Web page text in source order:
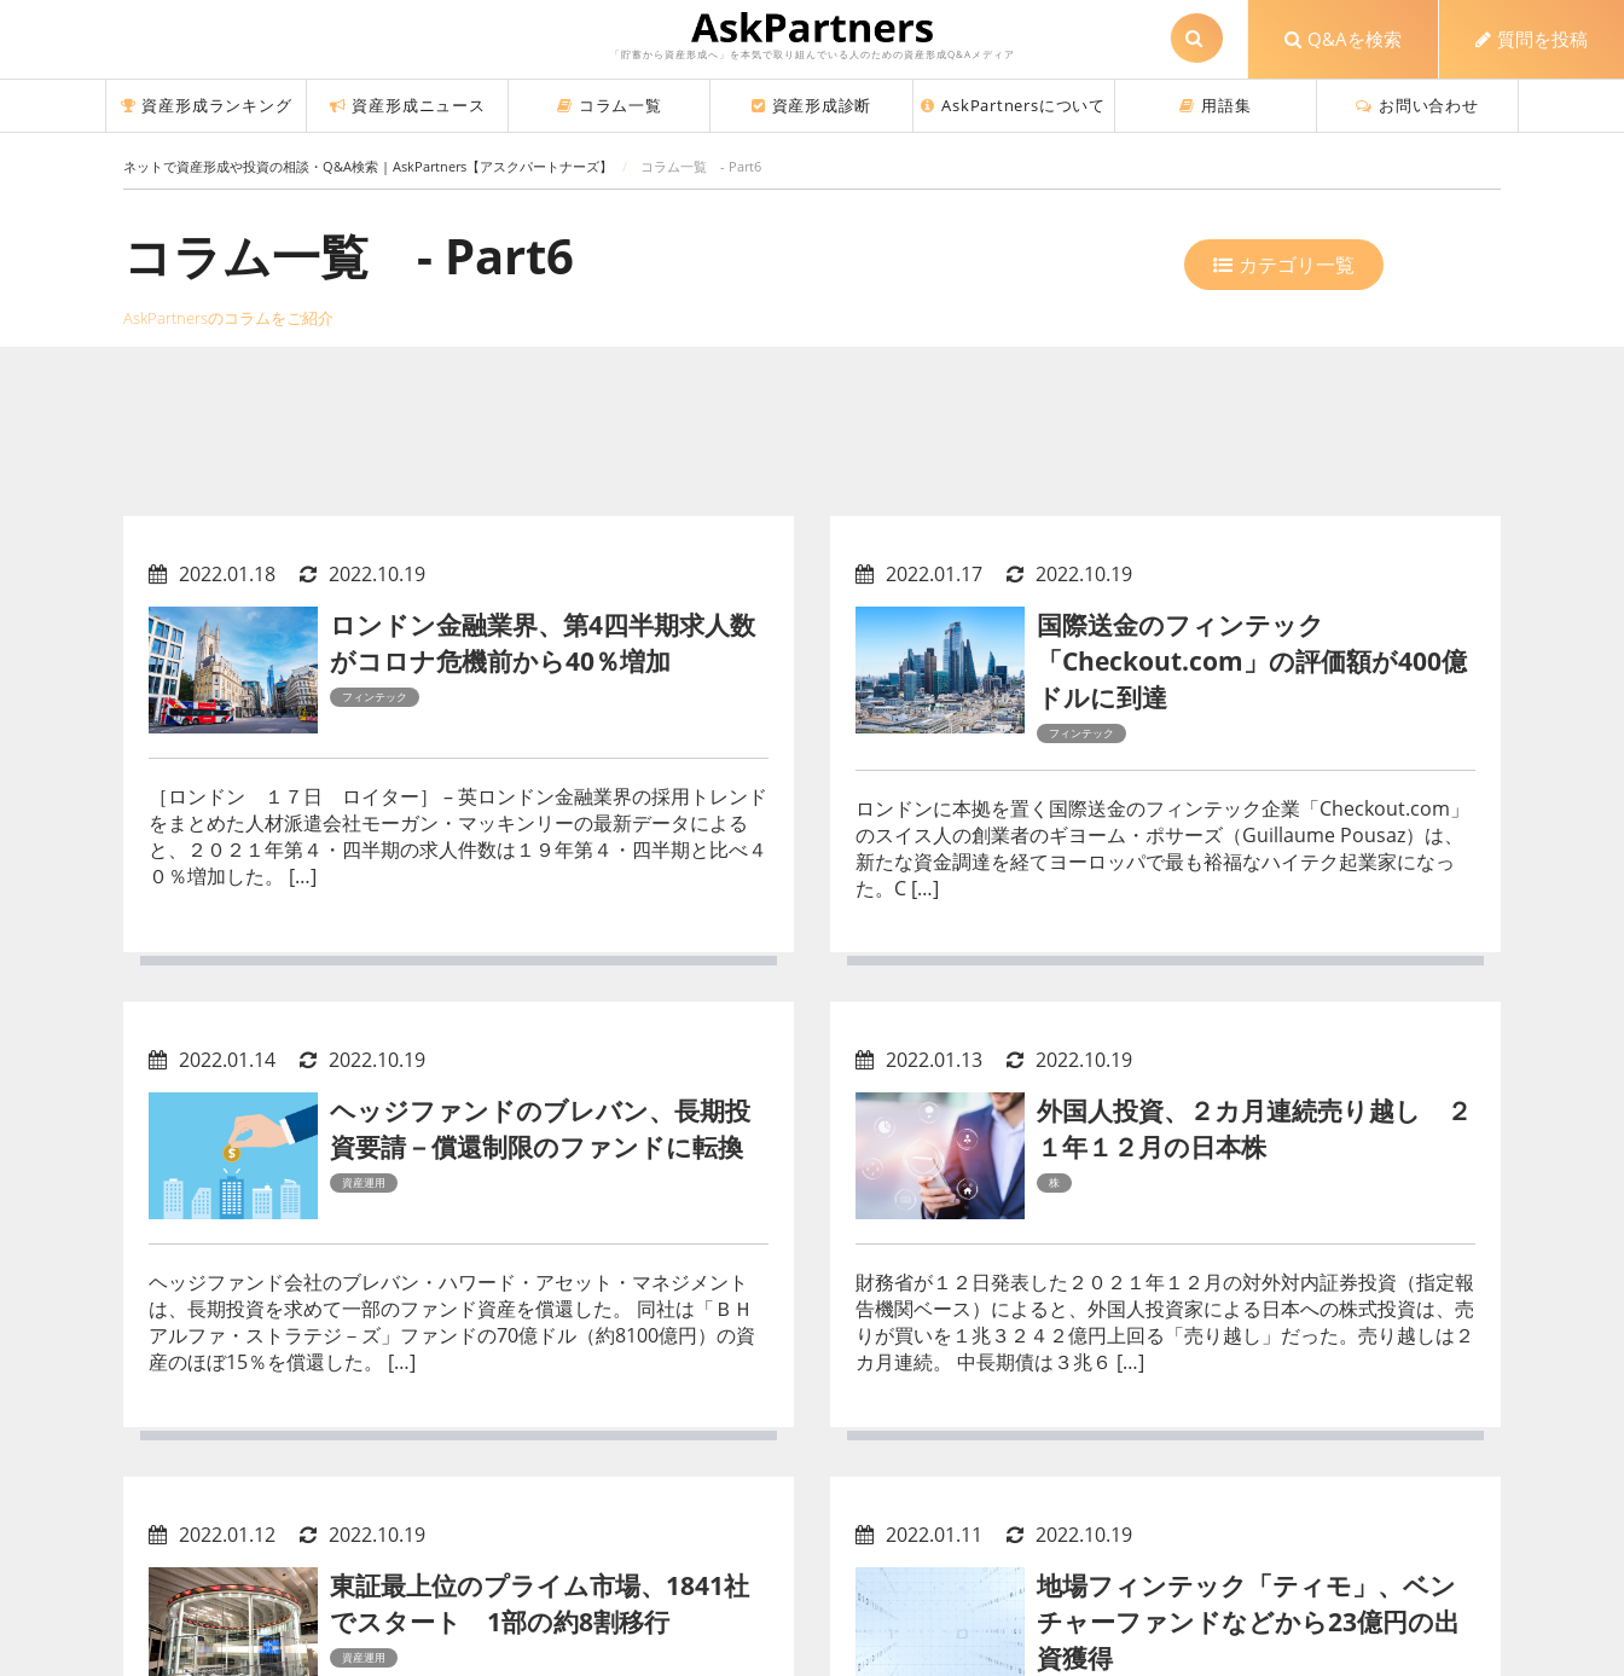
「貯蓄から資産形成へ」を本気で取り組んでいる人のための資産形成Q&Aメディア
Q&Aを検索 質問を投稿
資産形成ランキング 資産形成ニュース コラム一覧 資産形成診断 AskPartnersについて 用語集 お問い合わせ
ネットで資産形成や投資の相談・Q&A検索 | AskPartners【アスクパートナーズ】 コラム一覧 - Part6
コラム一覧 - Part6
AskPartnersのコラムをご紹介
カテゴリ一覧
2022.01.18 2022.10.19
ロンドン金融業界、第4四半期求人数
がコロナ危機前から40％増加
フィンテック
［ロンドン １７日 ロイター］ – 英ロンドン金融業界の採用トレンド
をまとめた人材派遣会社モーガン・マッキンリーの最新データによる
と、２０２１年第４・四半期の求人件数は１９年第４・四半期と比べ４
０％増加した。 […]
2022.01.17 2022.10.19
国際送金のフィンテック
「Checkout.com」の評価額が400億
ドルに到達
フィンテック
ロンドンに本拠を置く国際送金のフィンテック企業「Checkout.com」
のスイス人の創業者のギヨーム・ポサーズ（Guillaume Pousaz）は、
新たな資金調達を経てヨーロッパで最も裕福なハイテク起業家になっ
た。C […]
2022.01.14 2022.10.19
ヘッジファンドのブレバン、長期投
資要請－償還制限のファンドに転換
資産運用
ヘッジファンド会社のブレバン・ハワード・アセット・マネジメント
は、長期投資を求めて一部のファンド資産を償還した。 同社は「ＢＨ
アルファ・ストラテジ－ズ」ファンドの70億ドル（約8100億円）の資
産のほぼ15％を償還した。 […]
2022.01.13 2022.10.19
外国人投資、２カ月連続売り越し ２
１年１２月の日本株
株
財務省が１２日発表した２０２１年１２月の対外対内証券投資（指定報
告機関ベース）によると、外国人投資家による日本への株式投資は、売
りが買いを１兆３２４２億円上回る「売り越し」だった。売り越しは２
カ月連続。 中長期債は３兆６ […]
2022.01.12 2022.10.19
東証最上位のプライム市場、1841社
でスタート 1部の約8割移行
資産運用
2022.01.11 2022.10.19
地場フィンテック「ティモ」、ベン
チャーファンドなどから23億円の出
資獲得